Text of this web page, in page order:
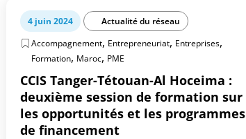
4 juin 2024
Actualité du réseau
Accompagnement, Entrepreneuriat, Entreprises,
Formation, Maroc, PME
CCIS Tanger-Tétouan-Al Hoceima :
deuxième session de formation sur
les opportunités et les programmes
de financement